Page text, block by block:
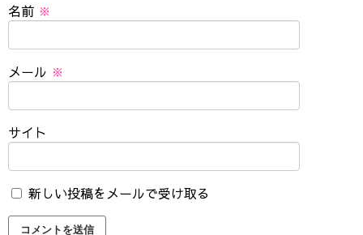
名前 ※
メール ※
サイト
新しい投稿をメールで受け取る